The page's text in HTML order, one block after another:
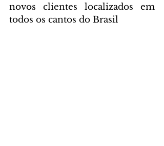
novos clientes localizados em
todos os cantos do Brasil